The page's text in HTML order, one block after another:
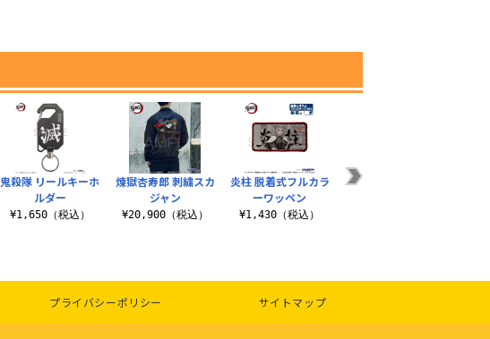
鬼殺隊 リールキーホ
ルダー
¥1,650（税込）
煉獄杏寿郎 刺繍スカ
ジャン
¥20,900（税込）
炎柱 脱着式フルカラ
ーワッペン
¥1,430（税込）
冨岡義勇 ドライTシ
プライバシーポリシー サイトマップ